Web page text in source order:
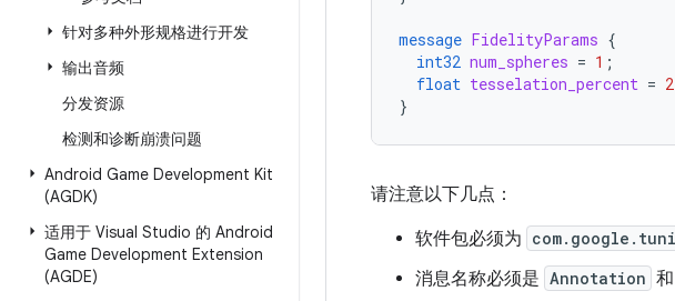
针对多种外形规格进行开发
输出音频
分发资源
检测和诊断崩溃问题
Android Game Development Kit
(AGDK)
适用于 Visual Studio 的 Android
Game Development Extension
(AGDE)
message FidelityParams {
int32 num_spheres = 1 ;
float tesselation_percent = 2
}
请注意以下几点：
软件包必须为
消息名称必须是 Annotation 和